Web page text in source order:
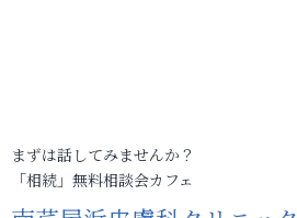
まずは話してみませんか？
「相続」無料相談会カフェ